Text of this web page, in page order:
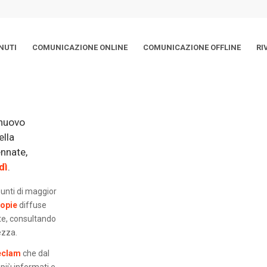
COMUNICAZIONE ONLINE COMUNICAZIONE OFFLINE
.
di maggior
diffuse
consultando
che dal